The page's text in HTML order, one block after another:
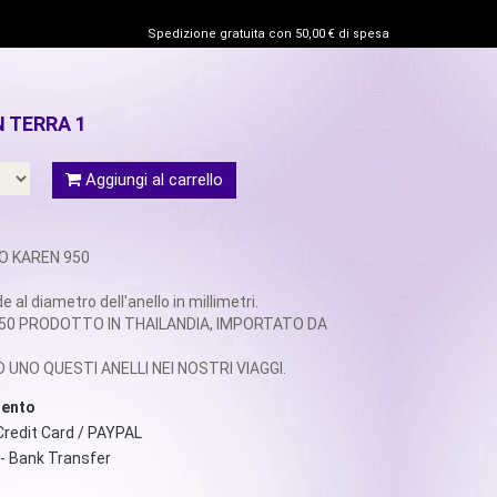
Spedizione gratuita con 50,00 € di spesa
TERRA 1
Aggiungi al carrello
KAREN 950
al diametro dell'anello in millimetri.
PRODOTTO IN THAILANDIA, IMPORTATO DA
QUESTI ANELLI NEI NOSTRI VIAGGI.
Card / PAYPAL
Bank Transfer